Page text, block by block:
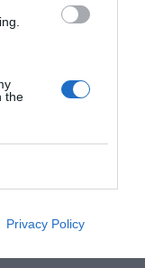
the
Privacy Policy